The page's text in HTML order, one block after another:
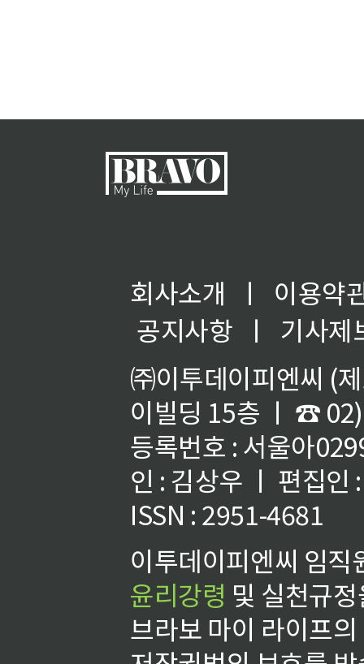
회사소개 ㅣ
이용약
공지사항
ㅣ
기사제
㈜이투데이피엔씨 (
이빌딩 15층 ㅣ ☎
등록번호 : 서울아
인 : 김상우 ㅣ 편집인
ISSN : 2951-4681
이투데이피엔씨 임
윤리강령 및 실천규
브라보 마이 라이프